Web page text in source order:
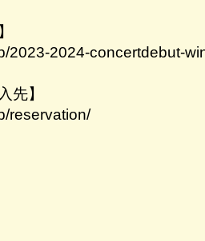
2023-2024-concertdebut-
先】
reservation/